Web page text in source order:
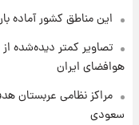
این مناطق کشور آماده
تصاویر کمتر دیده‌شده
هوافضای ایران
مراکز نظامی عربستان
سعودی